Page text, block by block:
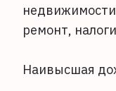
ремонт,
Наивысшая